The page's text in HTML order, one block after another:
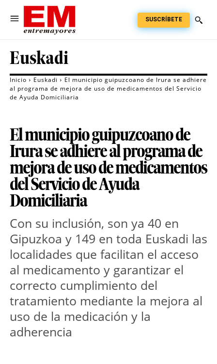
SUSCRÍBETE
Euskadi
Inicio Euskadi
El municipio guipuzcoano de Irura se adhiere
al programa de mejora de uso de medicamentos del Servicio
de Ayuda Domiciliaria
El municipio guipuzcoano de
Irura se adhiere al programa de
mejora de uso de medicamentos
del Servicio de Ayuda
Domiciliaria
Con su inclusión, son ya 40 en
Gipuzkoa y 149 en toda Euskadi las
localidades que facilitan el acceso
al medicamento y garantizar el
correcto cumplimiento del
tratamiento mediante la mejora al
uso de la medicación y la
adherencia